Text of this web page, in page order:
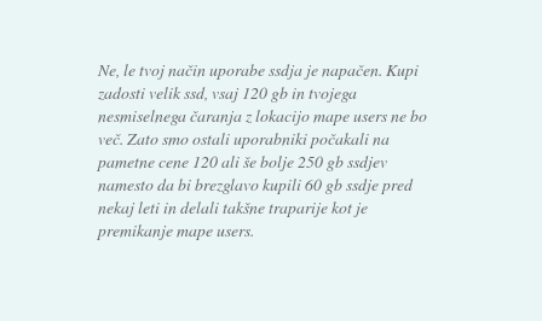
Ne, le tvoj način uporabe ssdja je napačen. Kupi
zadosti velik ssd, vsaj 120 gb in tvojega
nesmiselnega čaranja z lokacijo mape users ne bo
več. Zato smo ostali uporabniki počakali na
pametne cene 120 ali še bolje 250 gb ssdjev
namesto da bi brezglavo kupili 60 gb ssdje pred
nekaj leti in delali takšne traparije kot je
premikanje mape users.